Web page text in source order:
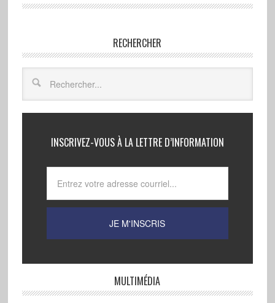
RECHERCHER
INSCRIVEZ-VOUS À LA LETTRE D’INFORMATION
MULTIMÉDIA